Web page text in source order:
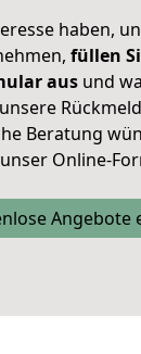
haben,
füllen
ausund
Beratung
Online-
Angebote